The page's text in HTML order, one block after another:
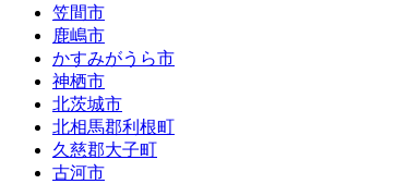
笠間市
鹿嶋市
かすみがうら市
神栖市
北茨城市
北相馬郡利根町
久慈郡大子町
古河市